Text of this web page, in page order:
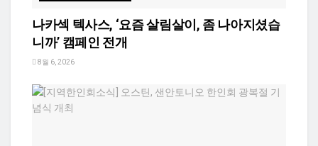
나카섹 텍사스, ‘요즘 살림살이, 좀 나아지셨습
니까’ 캠페인 전개
8월 6, 2026